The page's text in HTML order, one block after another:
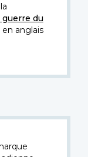
du
anglais